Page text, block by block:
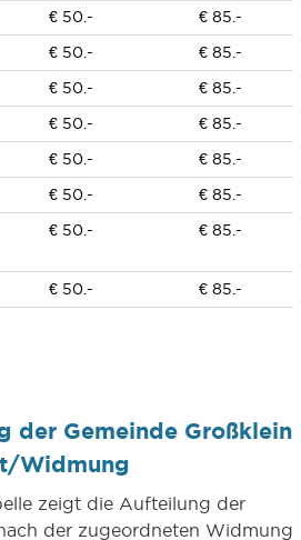
€ 50.-
€ 85.-
€ 50.-
€ 85.-
€ 50.-
€ 85.-
€ 50.-
€ 85.-
€ 50.-
€ 85.-
€ 50.-
€ 85.-
€ 50.- € 85.-
€ 50.- € 85.-
der Gemeinde Großklein
Widmung
zeigt die Aufteilung der
der zugeordneten Widmung